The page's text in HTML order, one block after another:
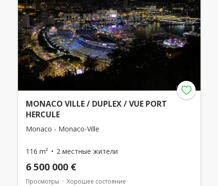
MONACO VILLE / DUPLEX / VUE PORT
HERCULE
Monaco - Monaco-Ville
116 m² 2 местные жители
6 500 000 €
Просмотры Хорошее состояние